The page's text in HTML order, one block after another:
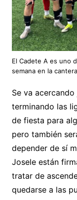
El Cadete A es uno
semana en la
Se va
terminando las
de fiesta para
pero también
depender de sí
Josele están
tratar de
quedarse a las